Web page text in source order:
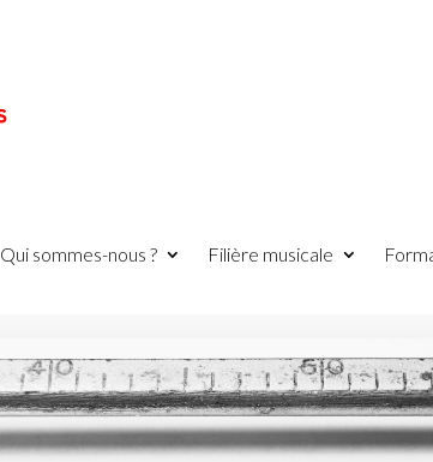
Qui sommes-nous ? Filière musicale